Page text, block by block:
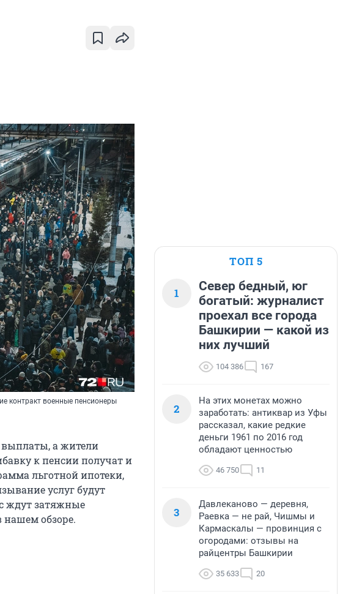
контракт военные пенсионеры
а жители
к пенсии получат и
льготной ипотеки,
услуг будут
ждут затяжные
нашем обзоре.
ТОП 5
1
Север бедный, юг
богатый: журналист
проехал все города
Башкирии — какой из
них лучший
104 386 167
2
На этих монетах можно
заработать: антиквар из Уфы
рассказал, какие редкие
деньги 1961 по 2016 год
обладают ценностью
46 750 11
3
Давлеканово — деревня,
Раевка — не рай, Чишмы и
Кармаскалы — провинция с
огородами: отзывы на
райцентры Башкирии
35 633 20